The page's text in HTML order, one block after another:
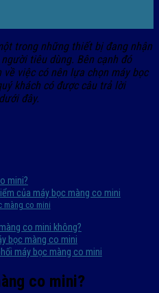
trong những thiết bị đang nhận
tiêu dùng. Bên cạnh đó
việc có nên lựa chọn máy bọc
khách có được câu trả lời
đây.
mini?
của máy bọc màng co mini
màng co mini
co mini không?
bọc màng co mini
máy bọc màng co mini
co mini?